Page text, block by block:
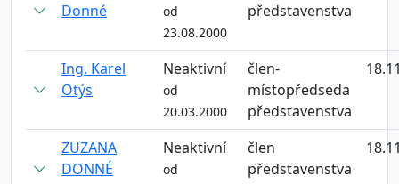
Donné
od
23.08.2000
představenstva
Ing. Karel
Otýs
Neaktivní
od
20.03.2000
člen-
místopředseda
představenstva
ZUZANA
DONNÉ
Neaktivní
od
člen
představenstva